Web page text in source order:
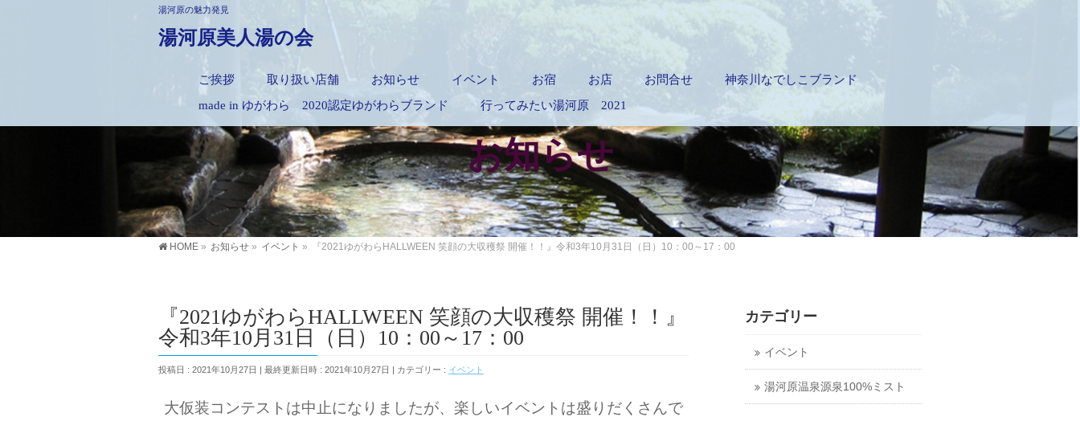
湯河原の魅力発見
湯河原美人湯の会
ご挨拶 取り扱い店舗 お知らせ イベント お宿 お店 お問合せ
神奈川なでしこブランド
made in ゆがわら 2020認定ゆがわらブランド
行ってみたい湯河原 2021
お知らせ
HOME » お知らせ » イベント » 『2021ゆがわらHALLWEEN 笑顔の大収穫祭 開催！！』令和3年10月31日（日）10：00～17：00
『2021ゆがわらHALLWEEN 笑顔の大収穫祭 開催！！』
令和3年10月31日（日）10：00～17：00
投稿日 : 2021年10月27日 最終更新日時 : 2021年10月27日 カテゴリー : イベント
大仮装コンテストは中止になりましたが、楽しいイベントは盛りだくさんで
カテゴリー
イベント
湯河原温泉源泉100%ミスト